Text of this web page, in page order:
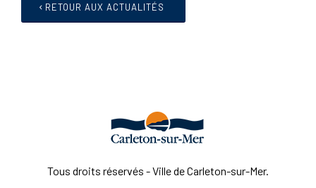
RETOUR AUX ACTUALITÉS
Tous droits réservés - Ville de Carleton-sur-Mer.